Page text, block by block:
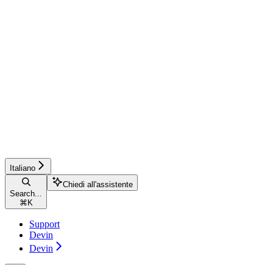
Italiano
Search...
⌘ K
Chiedi all'assistente
Support
Devin
Devin